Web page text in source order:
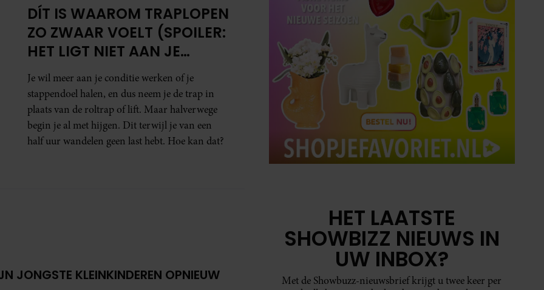
DÍT IS WAAROM TRAPLOPEN
ZO ZWAAR VOELT (SPOILER:
HET LIGT NIET AAN JE
CONDITIE)
Je wil meer aan je conditie werken of je
stappendoel halen, en dus neem je de trap in
plaats van de roltrap of lift. Maar halverwege
begin je al met hijgen. Dit terwijl je van een
half uur wandelen geen last hebt. Hoe kan dat?
JONGSTE KLEINKINDEREN OPNIEUW
HET LAATSTE
SHOWBIZZ NIEUWS IN
UW INBOX?
Met de Showbuzz-nieuwsbrief krijgt u twee keer per